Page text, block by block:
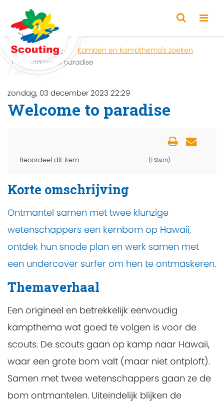
Home Zoeken
Kampen en kampthema's zoeken
Welcome to paradise
zondag, 03 december 2023 22:29
Welcome to paradise
Beoordeel dit item (1 Stem)
Korte omschrijving
Ontmantel samen met twee klunzige
wetenschappers een kernbom op Hawaii,
ontdek hun snode plan en werk samen met
een undercover surfer om hen te ontmaskeren.
Themaverhaal
Een origineel en betrekkelijk eenvoudig
kampthema wat goed te volgen is voor de
scouts. De scouts gaan op kamp naar Hawaii,
waar een grote bom valt (maar niet ontploft).
Samen met twee wetenschappers gaan ze de
bom ontmantelen. Uiteindelijk blijken de